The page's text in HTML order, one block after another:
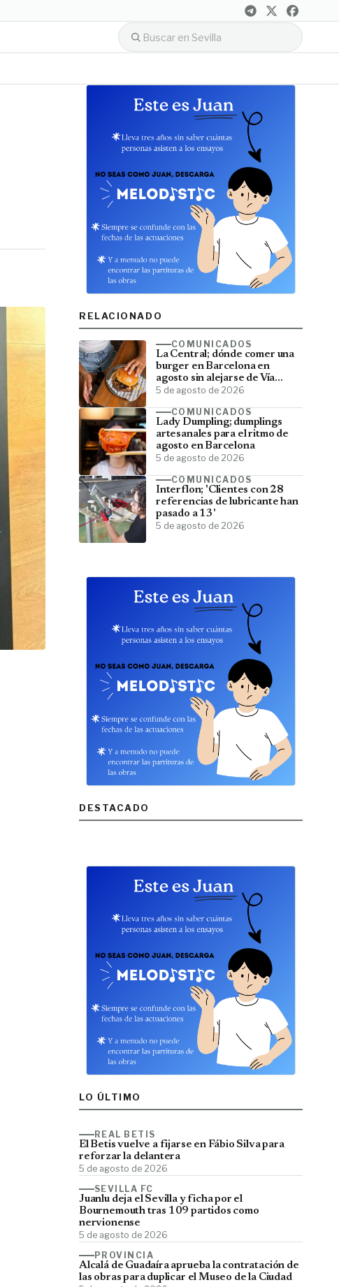
RELACIONADO
COMUNICADOS
La Central; dónde comer una
burger en Barcelona en
agosto sin alejarse de Vía
Laietana
5 de agosto de 2026
COMUNICADOS
Lady Dumpling; dumplings
artesanales para el ritmo de
agosto en Barcelona
5 de agosto de 2026
COMUNICADOS
Interflon; 'Clientes con 28
referencias de lubricante han
pasado a 13'
5 de agosto de 2026
DESTACADO
LO ÚLTIMO
REAL BETIS
El Betis vuelve a fijarse en Fábio Silva para
reforzar la delantera
5 de agosto de 2026
SEVILLA FC
Juanlu deja el Sevilla y ficha por el
Bournemouth tras 109 partidos como
nervionense
5 de agosto de 2026
PROVINCIA
Alcalá de Guadaíra aprueba la contratación de
las obras para duplicar el Museo de la Ciudad